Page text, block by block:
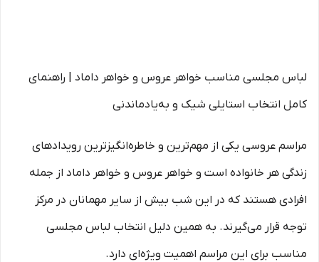
لباس مجلسی مناسب خواهر عروس و خواهر داماد | راهنمای
کامل انتخاب استایلی شیک و به‌یادماندنی
مراسم عروسی یکی از مهم‌ترین و خاطره‌انگیزترین رویدادهای
زندگی هر خانواده است و خواهر عروس و خواهر داماد از جمله
افرادی هستند که در این شب بیش از سایر مهمانان در مرکز
توجه قرار می‌گیرند. به همین دلیل انتخاب لباس مجلسی
مناسب برای این مراسم اهمیت ویژه‌ای دارد.